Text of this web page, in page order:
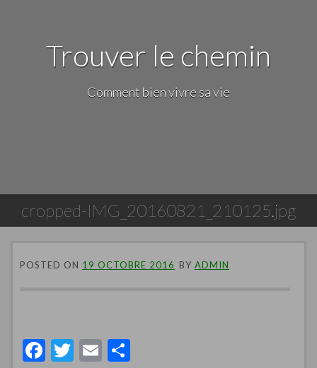
Trouver le chemin
Comment bien vivre sa vie
cropped-IMG_20160821_210125.jpg
POSTED ON 19 OCTOBRE 2016 BY ADMIN
F
T
E